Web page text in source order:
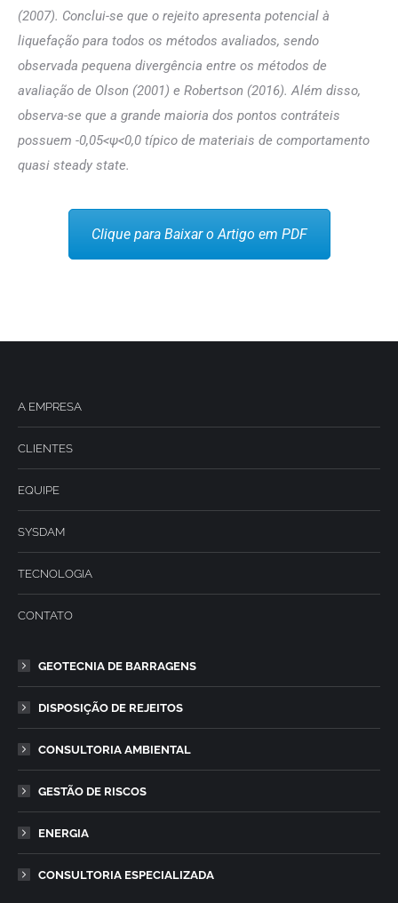
(2007). Conclui-se que o rejeito apresenta potencial à
liquefação para todos os métodos avaliados, sendo
observada pequena divergência entre os métodos de
avaliação de Olson (2001) e Robertson (2016). Além disso,
observa-se que a grande maioria dos pontos contráteis
possuem -0,05<ψ<0,0 típico de materiais de comportamento
quasi steady state.
Clique para Baixar o Artigo em PDF
A EMPRESA
CLIENTES
EQUIPE
SYSDAM
TECNOLOGIA
CONTATO
GEOTECNIA DE BARRAGENS
DISPOSIÇÃO DE REJEITOS
CONSULTORIA AMBIENTAL
GESTÃO DE RISCOS
ENERGIA
CONSULTORIA ESPECIALIZADA